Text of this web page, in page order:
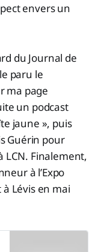
envers un
du Journal de
paru le
ma page
un podcast
jaune », puis
Guérin pour
LCN. Finalement,
à l’Expo
Lévis en mai